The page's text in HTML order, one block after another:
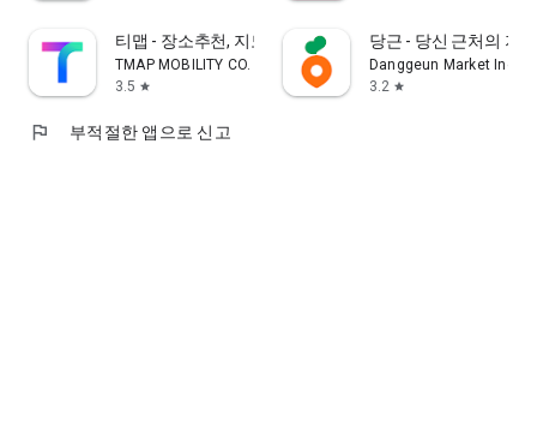
티맵 - 장소추천, 지도, 운전점수, 대중교통, 대리
TMAP MOBILITY CO.
3.5 star
당근 - 당신 근처의 지
Danggeun Market Inc.
3.2 star
flag 부적절한 앱으로 신고